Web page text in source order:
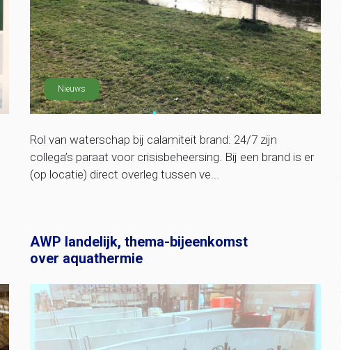
Nieuws
Rol van waterschap bij calamiteit brand: 24/7 zijn
collega’s paraat voor crisisbeheersing. Bij een brand is er
(op locatie) direct overleg tussen ve...
AWP landelijk, thema-bijeenkomst
over aquathermie